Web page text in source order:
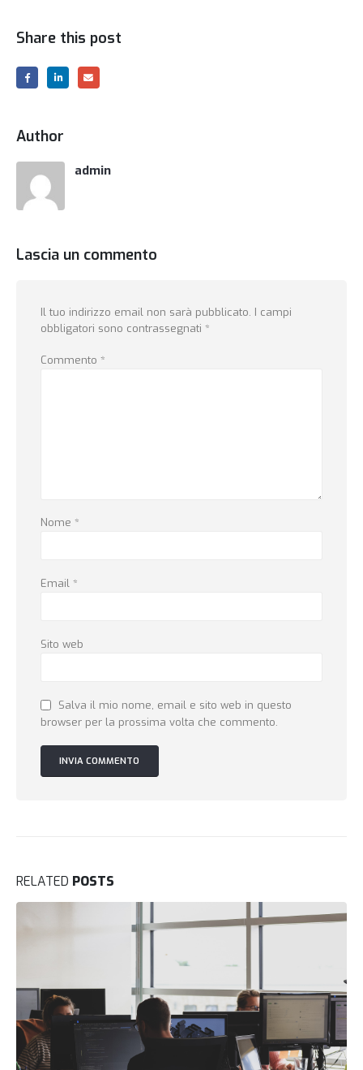
Share this post
Author
admin
Lascia un commento
Il tuo indirizzo email non sarà pubblicato. I campi
obbligatori sono contrassegnati *
Commento *
Nome *
Email *
Sito web
Salva il mio nome, email e sito web in questo
browser per la prossima volta che commento.
RELATED POSTS